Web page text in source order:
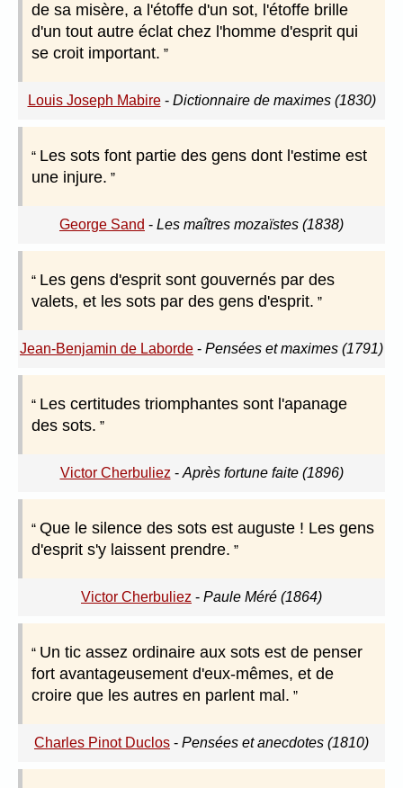
de sa misère, a l'étoffe d'un sot, l'étoffe brille
d'un tout autre éclat chez l'homme d'esprit qui
se croit important.
Louis Joseph Mabire- Dictionnaire de maximes (1830)
Les sots font partie des gens dont l'estime est
une injure.
George Sand - Les maîtres mozaïstes (1838)
Les gens d'esprit sont gouvernés par des
valets, et les sots par des gens d'esprit.
Jean-Benjamin de Laborde - Pensées et maximes (1791)
Les certitudes triomphantes sont l'apanage
des sots.
Victor Cherbuliez - Après fortune faite (1896)
Que le silence des sots est auguste ! Les gens
d'esprit s'y laissent prendre.
Victor Cherbuliez - Paule Méré (1864)
Un tic assez ordinaire aux sots est de penser
fort avantageusement d'eux-mêmes, et de
croire que les autres en parlent mal.
Charles Pinot Duclos - Pensées et anecdotes (1810)